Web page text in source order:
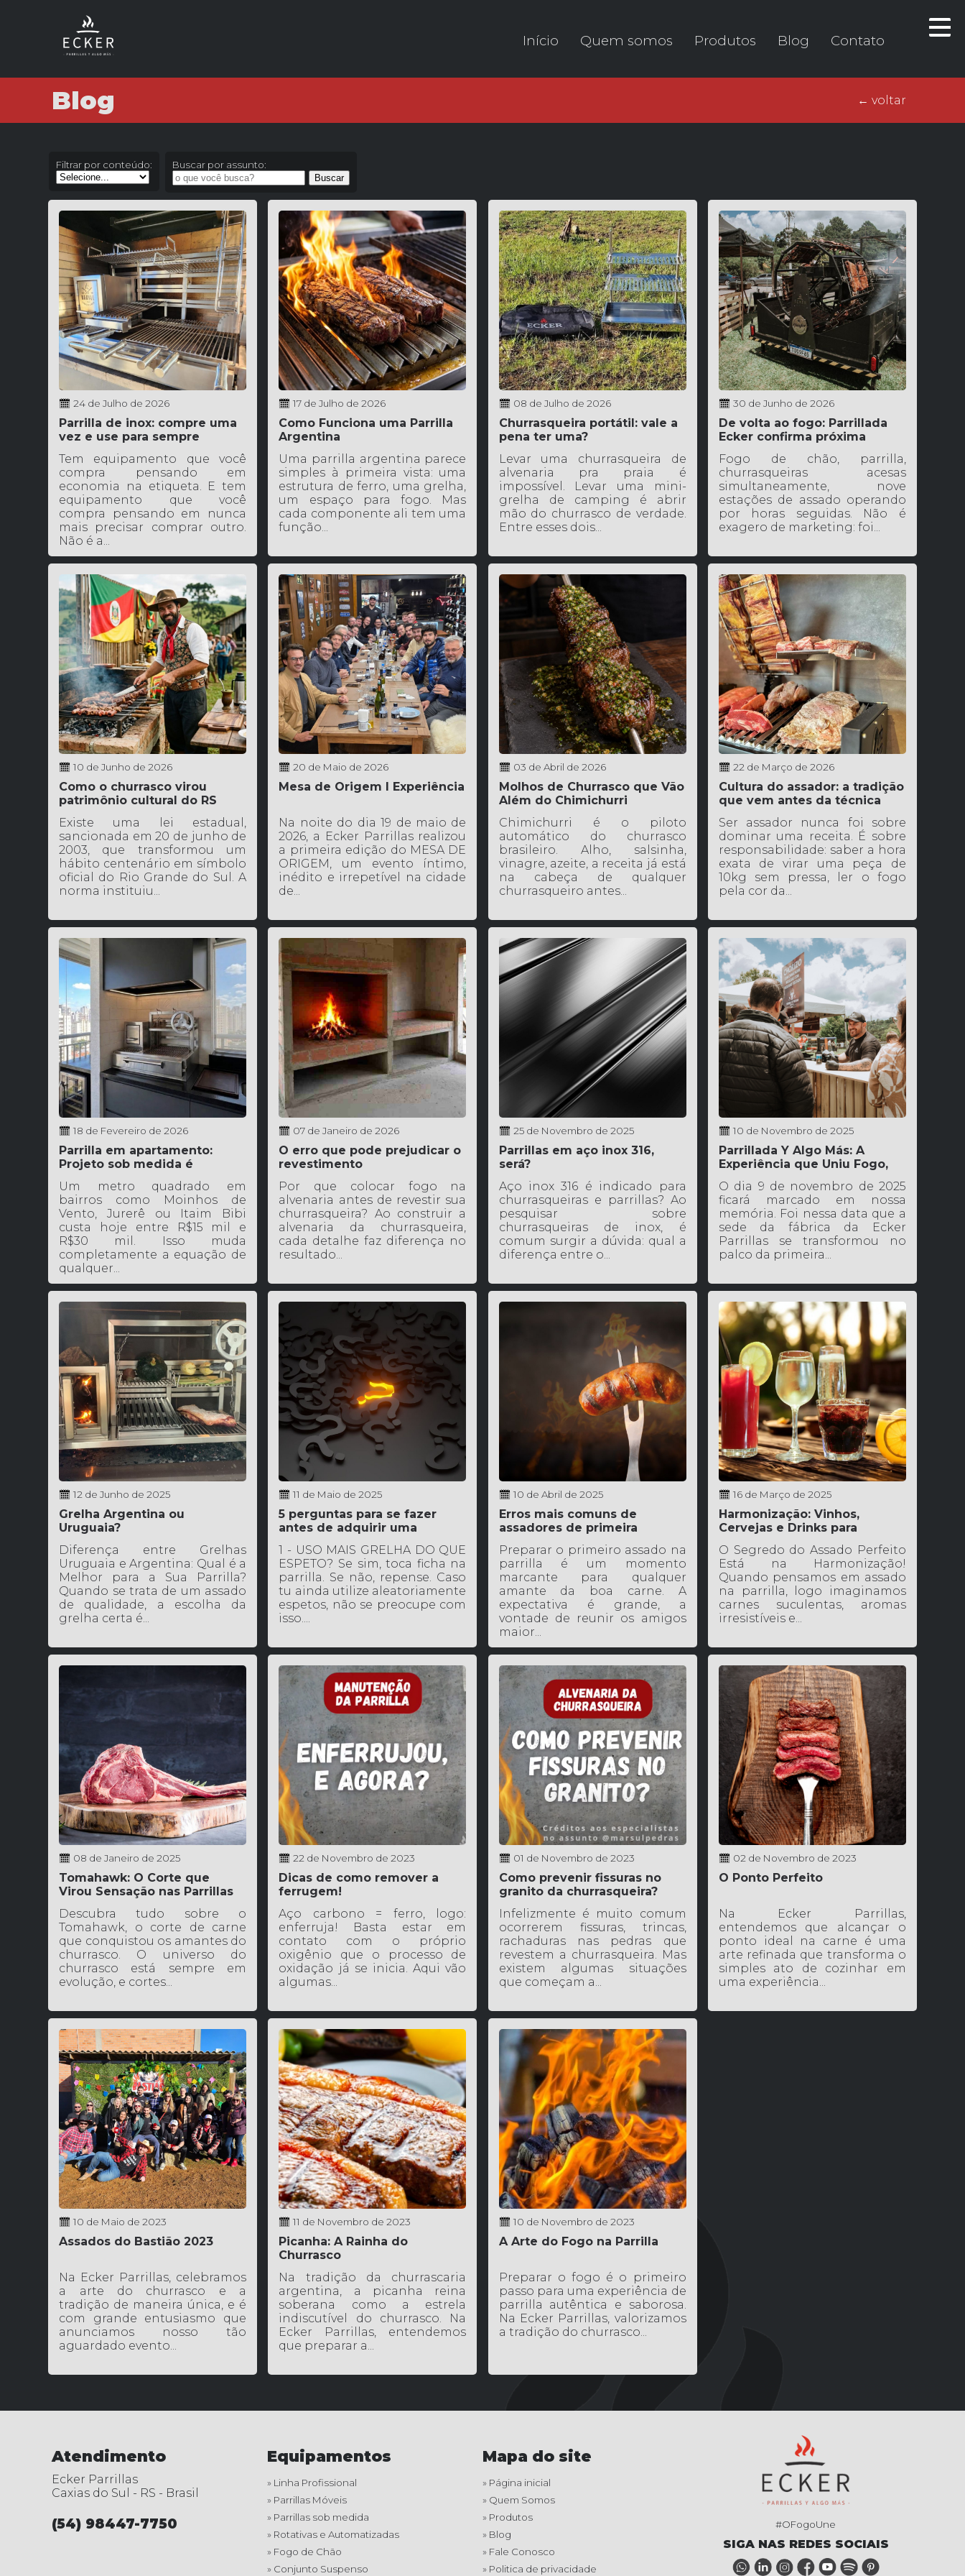
Início Quem somos Produtos Blog Contato
← voltar
Blog
Filtrar por conteúdo: Buscar por assunto:
24 de Julho de 2026
Parrilla de inox: compre uma
vez e use para sempre
Tem equipamento que você
compra pensando em
economia na etiqueta. E tem
equipamento que você
compra pensando em nunca
mais precisar comprar outro.
Não é a...
17 de Julho de 2026
Como Funciona uma Parrilla
Argentina
Uma parrilla argentina parece
simples à primeira vista: uma
estrutura de ferro, uma grelha,
um espaço para fogo. Mas
cada componente ali tem uma
função...
08 de Julho de 2026
Churrasqueira portátil: vale a
pena ter uma?
Levar uma churrasqueira de
alvenaria pra praia é
impossível. Levar uma mini-
grelha de camping é abrir
mão do churrasco de verdade.
Entre esses dois...
30 de Junho de 2026
De volta ao fogo: Parrillada
Ecker confirma próxima
Fogo de chão, parrilla,
churrasqueiras acesas
simultaneamente, nove
estações de assado operando
por horas seguidas. Não é
exagero de marketing: foi...
10 de Junho de 2026
Como o churrasco virou
patrimônio cultural do RS
Existe uma lei estadual,
sancionada em 20 de junho de
2003, que transformou um
hábito centenário em símbolo
oficial do Rio Grande do Sul. A
norma instituiu...
20 de Maio de 2026
Mesa de Origem l Experiência
Na noite do dia 19 de maio de
2026, a Ecker Parrillas realizou
a primeira edição do MESA DE
ORIGEM, um evento íntimo,
inédito e irrepetível na cidade
de...
03 de Abril de 2026
Molhos de Churrasco que Vão
Além do Chimichurri
Chimichurri é o piloto
automático do churrasco
brasileiro. Alho, salsinha,
vinagre, azeite, a receita já está
na cabeça de qualquer
churrasqueiro antes...
22 de Março de 2026
Cultura do assador: a tradição
que vem antes da técnica
Ser assador nunca foi sobre
dominar uma receita. É sobre
responsabilidade: saber a hora
exata de virar uma peça de
10kg sem pressa, ler o fogo
pela cor da...
18 de Fevereiro de 2026
Parrilla em apartamento:
Projeto sob medida é
Um metro quadrado em
bairros como Moinhos de
Vento, Jurerê ou Itaim Bibi
custa hoje entre R$15 mil e
R$30 mil. Isso muda
completamente a equação de
qualquer...
07 de Janeiro de 2026
O erro que pode prejudicar o
revestimento
Por que colocar fogo na
alvenaria antes de revestir sua
churrasqueira? Ao construir a
alvenaria da churrasqueira,
cada detalhe faz diferença no
resultado...
25 de Novembro de 2025
Parrillas em aço inox 316,
será?
Aço inox 316 é indicado para
churrasqueiras e parrillas? Ao
pesquisar sobre
churrasqueiras de inox, é
comum surgir a dúvida: qual a
diferença entre o...
10 de Novembro de 2025
Parrillada Y Algo Más: A
Experiência que Uniu Fogo,
Sabor e Pessoas
O dia 9 de novembro de 2025
ficará marcado em nossa
memória. Foi nessa data que a
sede da fábrica da Ecker
Parrillas se transformou no
palco da primeira...
12 de Junho de 2025
Grelha Argentina ou
Uruguaia?
Diferença entre Grelhas
Uruguaia e Argentina: Qual é a
Melhor para a Sua Parrilla?
Quando se trata de um assado
de qualidade, a escolha da
grelha certa é...
11 de Maio de 2025
5 perguntas para se fazer
antes de adquirir uma
1 - USO MAIS GRELHA DO QUE
ESPETO? Se sim, toca ficha na
parrilla. Se não, repense. Caso
tu ainda utilize aleatoriamente
espetos, não se preocupe com
isso....
10 de Abril de 2025
Erros mais comuns de
assadores de primeira
Preparar o primeiro assado na
parrilla é um momento
marcante para qualquer
amante da boa carne. A
expectativa é grande, a
vontade de reunir os amigos
maior...
16 de Março de 2025
Harmonização: Vinhos,
Cervejas e Drinks para
Acompanhar o Assado
O Segredo do Assado Perfeito
Está na Harmonização!
Quando pensamos em assado
na parrilla, logo imaginamos
carnes suculentas, aromas
irresistíveis e...
08 de Janeiro de 2025
Tomahawk: O Corte que
Virou Sensação nas Parrillas
Descubra tudo sobre o
Tomahawk, o corte de carne
que conquistou os amantes do
churrasco. O universo do
churrasco está sempre em
evolução, e cortes...
22 de Novembro de 2023
Dicas de como remover a
ferrugem!
Aço carbono = ferro, logo:
enferruja! Basta estar em
contato com o próprio
oxigênio que o processo de
oxidação já se inicia. Aqui vão
algumas...
01 de Novembro de 2023
Como prevenir fissuras no
granito da churrasqueira?
Infelizmente é muito comum
ocorrerem fissuras, trincas,
rachaduras nas pedras que
revestem a churrasqueira. Mas
existem algumas situações
que começam a...
02 de Novembro de 2023
O Ponto Perfeito
Na Ecker Parrillas,
entendemos que alcançar o
ponto ideal na carne é uma
arte refinada que transforma o
simples ato de cozinhar em
uma experiência...
10 de Maio de 2023
Assados do Bastião 2023
Na Ecker Parrillas, celebramos
a arte do churrasco e a
tradição de maneira única, e é
com grande entusiasmo que
anunciamos nosso tão
aguardado evento...
11 de Novembro de 2023
Picanha: A Rainha do
Churrasco
Na tradição da churrascaria
argentina, a picanha reina
soberana como a estrela
indiscutível do churrasco. Na
Ecker Parrillas, entendemos
que preparar a...
10 de Novembro de 2023
A Arte do Fogo na Parrilla
Preparar o fogo é o primeiro
passo para uma experiência de
parrilla autêntica e saborosa.
Na Ecker Parrillas, valorizamos
a tradição do churrasco...
Atendimento
Ecker Parrillas
Caxias do Sul - RS - Brasil
(54) 98447-7750
Equipamentos
» Linha Profissional
» Parrillas Móveis
» Parrillas sob medida
» Rotativas e Automatizadas
» Fogo de Chão
» Conjunto Suspenso
Mapa do site
» Página inicial
» Quem Somos
» Produtos
» Blog
» Fale Conosco
» Politica de privacidade
#OFogoUne
SIGA NAS REDES SOCIAIS